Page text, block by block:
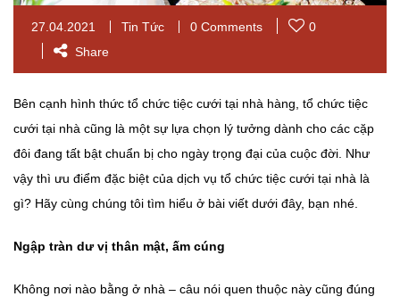
27.04.2021 Tin Tức 0 Comments
0
Share
Bên cạnh hình thức tổ chức tiệc cưới tại nhà hàng, tổ chức tiệc
cưới tại nhà cũng là một sự lựa chọn lý tưởng dành cho các cặp
đôi đang tất bật chuẩn bị cho ngày trọng đại của cuộc đời. Như
vậy thì ưu điểm đặc biệt của dịch vụ tổ chức tiệc cưới tại nhà là
gì? Hãy cùng chúng tôi tìm hiểu ở bài viết dưới đây, bạn nhé.
Ngập tràn dư vị thân mật, ấm cúng
Không nơi nào bằng ở nhà – câu nói quen thuộc này cũng đúng